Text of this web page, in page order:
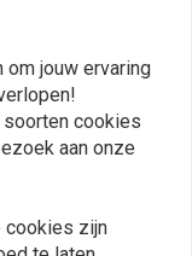
HINES
3'' Slip-ons
08-17
om jouw ervaring
cookies
aan onze
cookies zijn